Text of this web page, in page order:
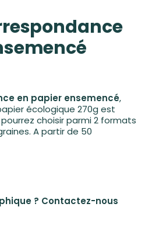
en papier ensemencé,
écologique 270g est
choisir parmi 2 formats
A partir de 50
? Contactez-nous